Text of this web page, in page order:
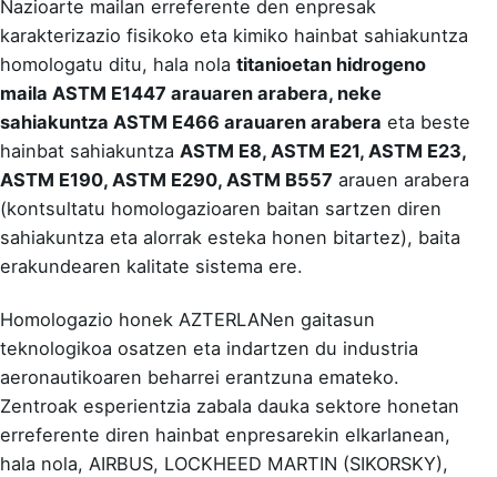
Nazioarte mailan erreferente den enpresak
karakterizazio fisikoko eta kimiko hainbat sahiakuntza
homologatu ditu, hala nola titanioetan hidrogeno
maila ASTM E1447 arauaren arabera, neke
sahiakuntza ASTM E466 arauaren arabera eta beste
hainbat sahiakuntza ASTM E8, ASTM E21, ASTM E23,
ASTM E190, ASTM E290, ASTM B557 arauen arabera
(kontsultatu homologazioaren baitan sartzen diren
sahiakuntza eta alorrak esteka honen bitartez), baita
erakundearen kalitate sistema ere.
Homologazio honek AZTERLANen gaitasun
teknologikoa osatzen eta indartzen du industria
aeronautikoaren beharrei erantzuna emateko.
Zentroak esperientzia zabala dauka sektore honetan
erreferente diren hainbat enpresarekin elkarlanean,
hala nola, AIRBUS, LOCKHEED MARTIN (SIKORSKY),